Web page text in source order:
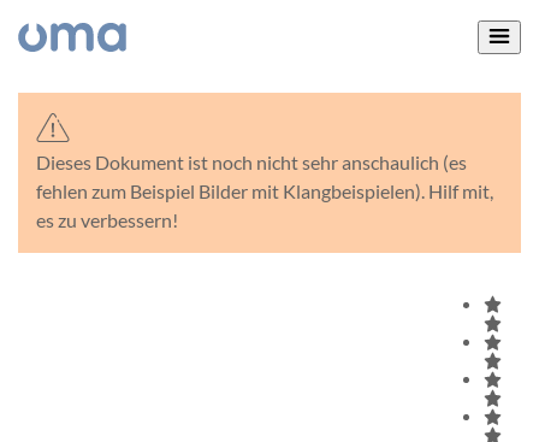
Dieses Dokument ist noch nicht sehr anschaulich (es
fehlen zum Beispiel Bilder mit Klangbeispielen). Hilf mit,
es zu verbessern!